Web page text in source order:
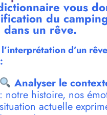
vous
du
un rêve.
d’un
Analyser le
: notre histoire, nos
situation actuelle